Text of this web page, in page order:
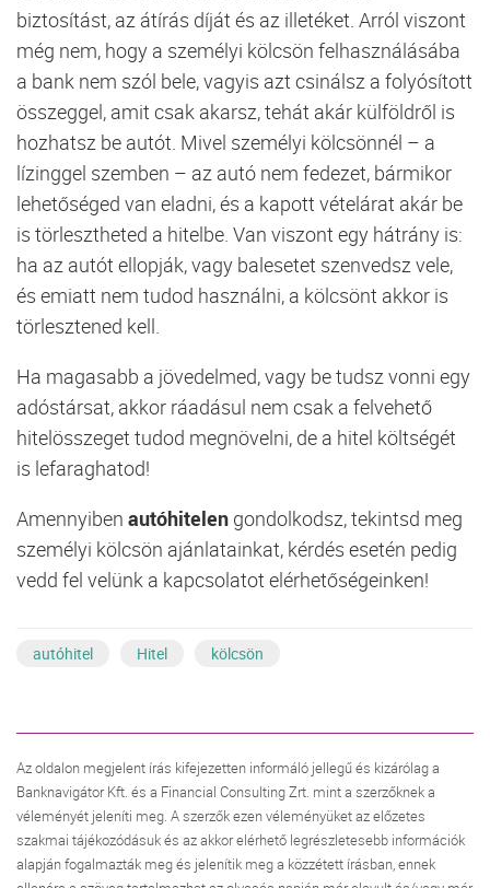
biztosítást, az átírás díját és az illetéket. Arról viszont
még nem, hogy a személyi kölcsön felhasználásába
a bank nem szól bele, vagyis azt csinálsz a folyósított
összeggel, amit csak akarsz, tehát akár külföldről is
hozhatsz be autót. Mivel személyi kölcsönnél – a
lízinggel szemben – az autó nem fedezet, bármikor
lehetőséged van eladni, és a kapott vételárat akár be
is törlesztheted a hitelbe. Van viszont egy hátrány is:
ha az autót ellopják, vagy balesetet szenvedsz vele,
és emiatt nem tudod használni, a kölcsönt akkor is
törlesztened kell.
Ha magasabb a jövedelmed, vagy be tudsz vonni egy
adóstársat, akkor ráadásul nem csak a felvehető
hitelösszeget tudod megnövelni, de a hitel költségét
is lefaraghatod!
Amennyiben autóhitelen gondolkodsz, tekintsd meg
személyi kölcsön ajánlatainkat, kérdés esetén pedig
vedd fel velünk a kapcsolatot elérhetőségeinken!
autóhitel Hitel kölcsön
Az oldalon megjelent írás kifejezetten informáló jellegű és kizárólag a
Banknavigátor Kft. és a Financial Consulting Zrt. mint a szerzőknek a
véleményét jeleníti meg. A szerzők ezen véleményüket az előzetes
szakmai tájékozódásuk és az akkor elérhető legrészletesebb információk
alapján fogalmazták meg és jelenítik meg a közzétett írásban, ennek